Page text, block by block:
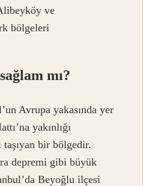
ve
bölgeleri
mı?
Avrupa yakasında yer
yakınlığı
bir bölgedir.
depremi gibi büyük
Beyoğlu ilçesi